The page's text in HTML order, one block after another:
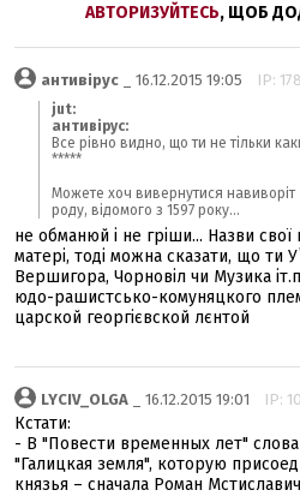
АВТОРИЗУЙТЕСЬ, ЩОБ
антивірус _ 16.12.2015 19:05 IP:
jut:
антивірус:
Все рівно видно, що ти не тільки
*****
Можете хоч вивернутися навиворіт
роду, відомого з 1597 року...
не обманюй і не гріши... Назви свої
матері, тоді можна сказати, що ти
Вершигора, Чорновіл чи Музика
юдо-рашистсько-комуняцкого
царской георгієвской лєнтой
LYCIV_OLGA _ 16.12.2015 19:01 IP:
Кстати:
- В "Повести временных лет" слова
"Галицкая земля", которую
князья – сначала Роман